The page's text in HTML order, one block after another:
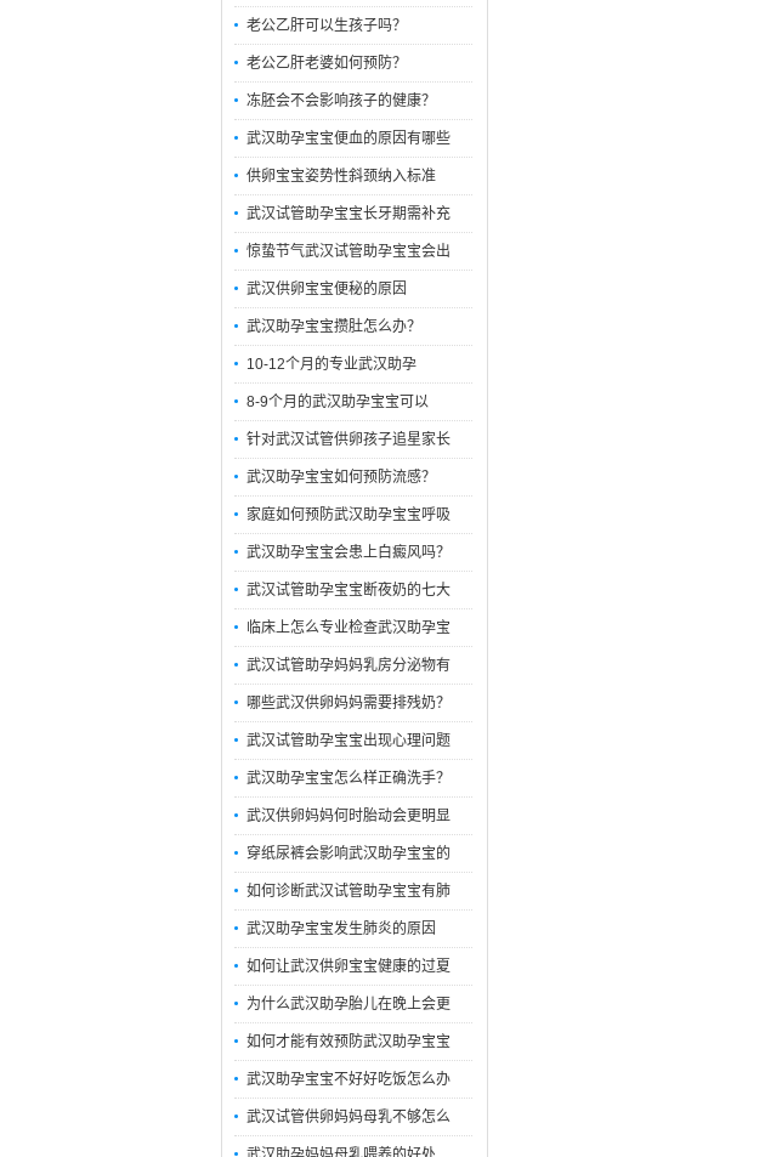
老公乙肝可以生孩子吗？
老公乙肝老婆如何预防？
冻胚会不会影响孩子的健康？
武汉助孕宝宝便血的原因有哪些
供卵宝宝姿势性斜颈纳入标准
武汉试管助孕宝宝长牙期需补充
惊蛰节气武汉试管助孕宝宝会出
武汉供卵宝宝便秘的原因
武汉助孕宝宝攒肚怎么办？
10-12个月的专业武汉助孕
8-9个月的武汉助孕宝宝可以
针对武汉试管供卵孩子追星家长
武汉助孕宝宝如何预防流感？
家庭如何预防武汉助孕宝宝呼吸
武汉助孕宝宝会患上白癜风吗？
武汉试管助孕宝宝断夜奶的七大
临床上怎么专业检查武汉助孕宝
武汉试管助孕妈妈乳房分泌物有
哪些武汉供卵妈妈需要排残奶？
武汉试管助孕宝宝出现心理问题
武汉助孕宝宝怎么样正确洗手？
武汉供卵妈妈何时胎动会更明显
穿纸尿裤会影响武汉助孕宝宝的
如何诊断武汉试管助孕宝宝有肺
武汉助孕宝宝发生肺炎的原因
如何让武汉供卵宝宝健康的过夏
为什么武汉助孕胎儿在晚上会更
如何才能有效预防武汉助孕宝宝
武汉助孕宝宝不好好吃饭怎么办
武汉试管供卵妈妈母乳不够怎么